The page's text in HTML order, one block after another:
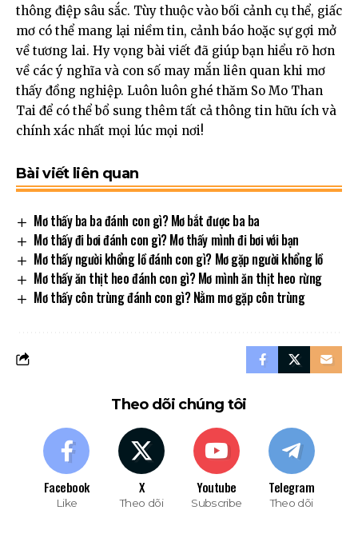
thông điệp sâu sắc. Tùy thuộc vào bối cảnh cụ thể, giấc
mơ có thể mang lại niềm tin, cảnh báo hoặc sự gợi mở
về tương lai. Hy vọng bài viết đã giúp bạn hiểu rõ hơn
về các ý nghĩa và con số may mắn liên quan khi mơ
thấy đồng nghiệp. Luôn luôn ghé thăm So Mo Than
Tai để có thể bổ sung thêm tất cả thông tin hữu ích và
chính xác nhất mọi lúc mọi nơi!
Bài viết liên quan
Mơ thấy ba ba đánh con gì? Mơ bắt được ba ba
Mơ thấy đi bơi đánh con gì? Mơ thấy mình đi bơi với bạn
Mơ thấy người khổng lồ đánh con gì? Mơ gặp người khổng lồ
Mơ thấy ăn thịt heo đánh con gì? Mơ mình ăn thịt heo rừng
Mơ thấy côn trùng đánh con gì? Nằm mơ gặp côn trùng
Theo dõi chúng tôi
Facebook
Like
X
Theo dõi
Youtube
Subscribe
Telegram
Theo dõi